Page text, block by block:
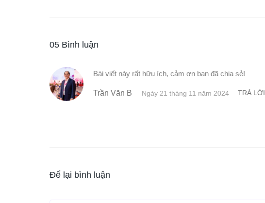
05 Bình luận
Bài viết này rất hữu ích, cảm ơn bạn đã chia sẻ!
Trần Văn B Ngày 21 tháng 11 năm 2024 TRẢ LỜI
Để lại bình luận